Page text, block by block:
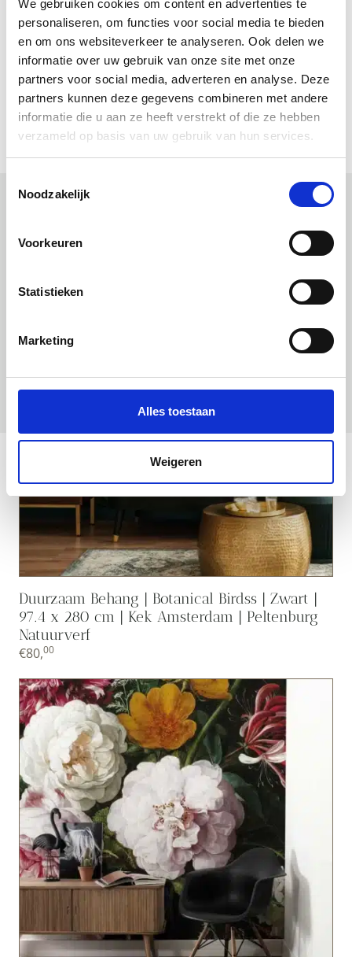
We gebruiken cookies om content en advertenties te
personaliseren, om functies voor social media te bieden
en om ons websiteverkeer te analyseren. Ook delen we
informatie over uw gebruik van onze site met onze
partners voor social media, adverteren en analyse. Deze
partners kunnen deze gegevens combineren met andere
informatie die u aan ze heeft verstrekt of die ze hebben
verzameld op basis van uw gebruik van hun services.
Noodzakelijk
Voorkeuren
Statistieken
Marketing
Alles toestaan
Weigeren
30 dagen bedenktijd
Downloads
(Nederlands) (pdf)
(Engels) (pdf)
Uitgelichte producten
Duurzaam Behang | Botanical Birdss | Zwart |
97.4 x 280 cm | Kek Amsterdam | Peltenburg
Natuurverf
€80,00